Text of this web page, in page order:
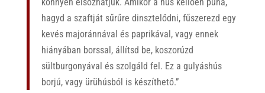
hagyd a szaftját sűrűre dinsztelődni, fűszerezd egy
kevés majoránnával és paprikával, vagy ennek
hiányában borssal, állítsd be, koszorúzd
sültburgonyával és szolgáld fel. Ez a gulyáshús
borjú, vagy ürühúsból is készíthető.”